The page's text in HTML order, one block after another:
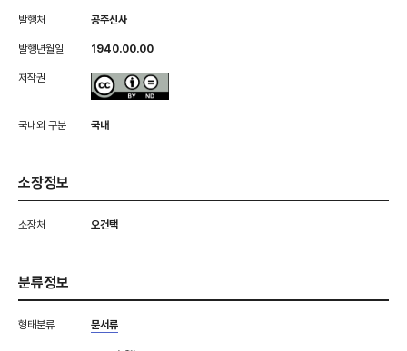
발행처 공주신사
발행년월일 1940.00.00
저작권
국내외 구분 국내
소장정보
소장처 오건택
분류정보
형태분류 문서류